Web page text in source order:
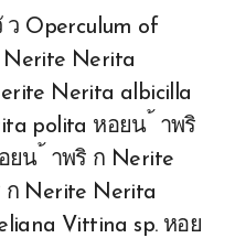
ว Operculum of
Nerite Nerita
Nerita albicilla
polita หอยน ้ าพริ
ยน ้ าพริ ก Nerite
Nerite Nerita
Vittina sp. หอย